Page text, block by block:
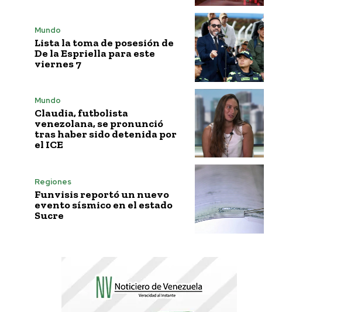
Mundo
Lista la toma de posesión de
De la Espriella para este
viernes 7
Mundo
Claudia, futbolista
venezolana, se pronunció
tras haber sido detenida por
el ICE
Regiones
Funvisis reportó un nuevo
evento sísmico en el estado
Sucre